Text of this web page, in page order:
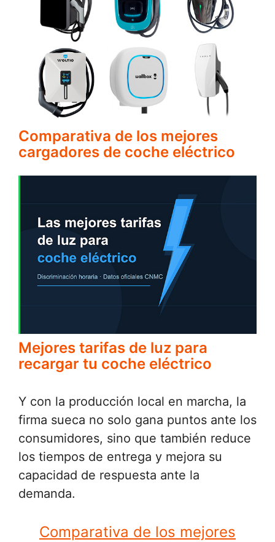
Comparativa de los mejores
cargadores de coche eléctrico
Mejores tarifas de luz para
recargar tu coche eléctrico
Y con la producción local en marcha, la
firma sueca no solo gana puntos ante los
consumidores, sino que también reduce
los tiempos de entrega y mejora su
capacidad de respuesta ante la
demanda.
Comparativa de los mejores